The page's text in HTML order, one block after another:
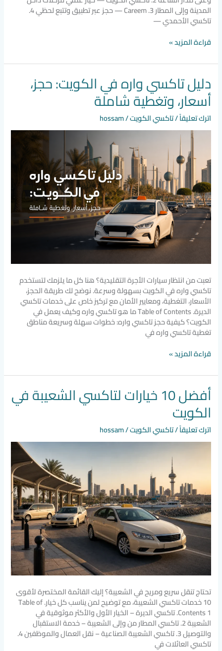
المدينة وإلى المطار 3. Careem — حجز عبر تطبيق وتتبع لحظي 4.
تاكسي الأحمدي —
قراءة المزيد »
دليل تاكسي واره في الكويت: حجز،
أسعار، وتغطية شاملة
اترك تعليقاً/تاكسي الكويت/
hossam
تعبت من انتظار سيارات الأجرة التقليدية؟ هنا كل ما يلزمك لتستخدم
تاكسي واره في الكويت بسهولة وسرعة. نوضح لك طريقة الحجز،
الأسعار، التغطية، ومعايير الأمان مع تركيز خاص على خدمات تاكسي
الديرة. Table of Contents ما هو تاكسي واره وكيف يعمل في
الكويت؟ كيفية حجز تاكسي واره: خطوات سهلة وسريعة مناطق
تغطية تاكسي واره في
دليل
تاكسي
واره
الكويت:
حجز،
وتغطية
شاملة
قراءة المزيد »
أفضل 10 خيارات لتاكسي الشعيبة في
الكويت
اترك تعليقاً/تاكسي الكويت/
hossam
تحتاج تنقل سريع ومريح في الشعيبة؟ إليك القائمة المختصرة لأقوى
10 خدمات تاكسي الشعيبة، مع توضيح لمن يناسب كل خيار. Table of
Contents 1. تاكسي الديرة – الخيار الأول والأكثر موثوقية في
الشعيبة 2. تاكسي المطار من وإلى الشعيبة – خدمة الاستقبال
والتوصيل 3. تاكسي الشعيبة الصناعية – نقل العمال والموظفين 4.
تاكسي العائلات في
أفضل
10
خيارات
لتاكسي
الشعيبة
في